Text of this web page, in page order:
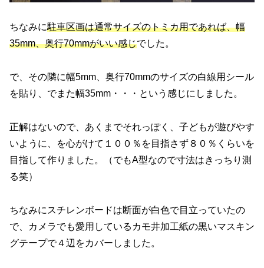
ちなみに駐車区画は通常サイズのトミカ用であれば、幅
35mm、奥行70mmがいい感じでした。
で、その隣に幅5mm、奥行70mmのサイズの白線用シール
を貼り、でまた幅35mm・・・という感じにしました。
正解はないので、あくまでそれっぽく、子どもが遊びやす
いように、を心がけて１００％を目指さず８０％くらいを
目指して作りました。（でもA型なので寸法はきっちり測
る笑）
ちなみにスチレンボードは断面が白色で目立っていたの
で、カメラでも愛用しているカモ井加工紙の黒いマスキン
グテープで４辺をカバーしました。